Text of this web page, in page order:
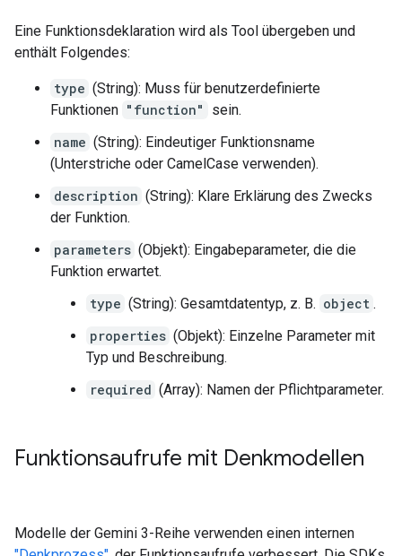
Eine Funktionsdeklaration wird als Tool übergeben und
enthält Folgendes:
type (String): Muss für benutzerdefinierte
Funktionen "function"
sein.
name (String): Eindeutiger Funktionsname
(Unterstriche oder CamelCase verwenden).
description (String): Klare Erklärung des Zwecks
der Funktion.
parameters (Objekt): Eingabeparameter, die die
Funktion erwartet.
type (String): Gesamtdatentyp, z. B. object .
properties (Objekt): Einzelne Parameter mit
Typ und Beschreibung.
required (Array): Namen der Pflichtparameter.
Funktionsaufrufe mit Denkmodellen
Modelle der Gemini 3-Reihe verwenden einen internen